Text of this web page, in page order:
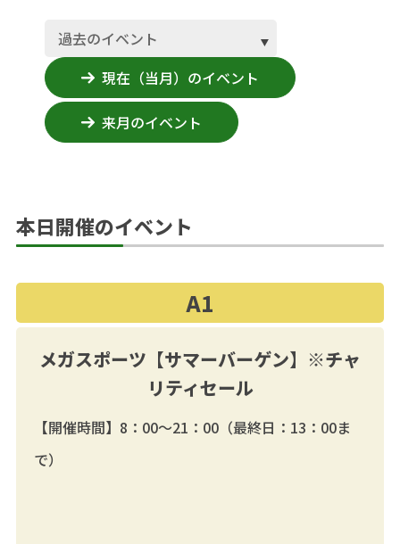
過去のイベント
過去のイベント
現在（当月）のイベント
来月のイベント
本日開催のイベント
A1
メガスポーツ【サマーバーゲン】※チャ
リティセール
【開催時間】8：00～21：00（最終日：13：00ま
で）